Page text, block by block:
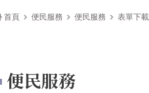
首頁 便民服務 便民服務 表單下載
便民服務